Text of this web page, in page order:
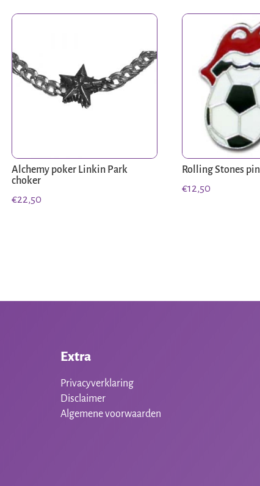
Alchemy poker Linkin Park
choker
€22,50
Rolling Stones
€12,50
Extra
Privacyverklaring
Disclaimer
Algemene voorwaarden